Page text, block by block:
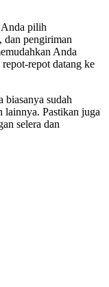
Anda pilih
dan pengiriman
Anda
repot datang ke
biasanya sudah
lainnya. Pastikan juga
selera dan